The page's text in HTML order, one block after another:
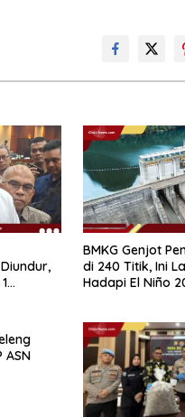
BMKG Genjot
di 240 Titik, Ini
Hadapi El Niño
ASN